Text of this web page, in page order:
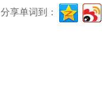
分享单词到：